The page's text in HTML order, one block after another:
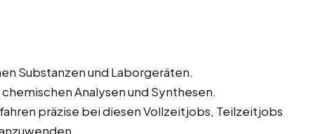
Substanzen und Laborgeräten.
Analysen und Synthesen.
präzise bei diesen Vollzeitjobs, Teilzeitjobs